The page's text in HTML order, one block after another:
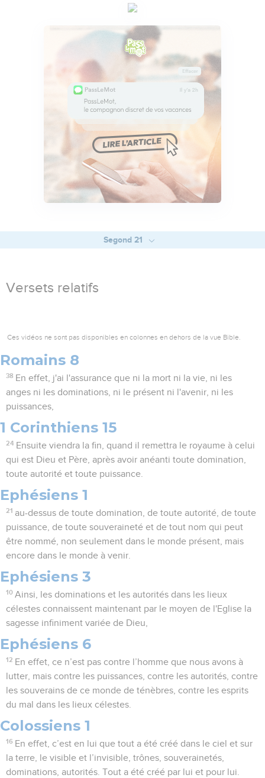
Segond 21
Versets relatifs
Ces vidéos ne sont pas disponibles en colonnes en dehors de la vue Bible.
Romains 8
38 En effet, j'ai l'assurance que ni la mort ni la vie, ni les
anges ni les dominations, ni le présent ni l'avenir, ni les
puissances,
1 Corinthiens 15
24 Ensuite viendra la fin, quand il remettra le royaume à celui
qui est Dieu et Père, après avoir anéanti toute domination,
toute autorité et toute puissance.
Ephésiens 1
21 au-dessus de toute domination, de toute autorité, de toute
puissance, de toute souveraineté et de tout nom qui peut
être nommé, non seulement dans le monde présent, mais
encore dans le monde à venir.
Ephésiens 3
10 Ainsi, les dominations et les autorités dans les lieux
célestes connaissent maintenant par le moyen de l'Eglise la
sagesse infiniment variée de Dieu,
Ephésiens 6
12 En effet, ce n’est pas contre l’homme que nous avons à
lutter, mais contre les puissances, contre les autorités, contre
les souverains de ce monde de ténèbres, contre les esprits
du mal dans les lieux célestes.
Colossiens 1
16 En effet, c’est en lui que tout a été créé dans le ciel et sur
la terre, le visible et l’invisible, trônes, souverainetés,
dominations, autorités. Tout a été créé par lui et pour lui.